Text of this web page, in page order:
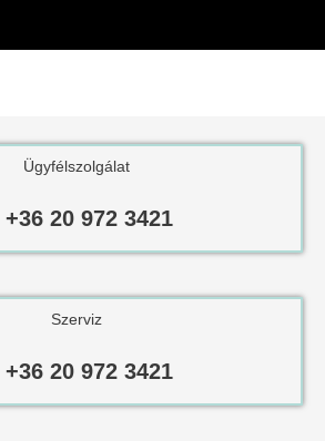
Ügyfélszolgálat
+36 20 972 3421
Szerviz
+36 20 972 3421